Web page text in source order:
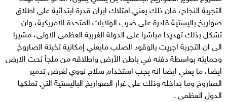
التجربة النجاح، فان ذلك يعني امتلاك ايران قدرة ابتدائية على اطلاق
صواريخ باليستية قادرة على ضرب الولايات المتحدة الامريكية، وان
تشكل بذلك تهديدا مباشرا على الدولة الغربية العظمى الاولى، مشيرا
الى ان التجربة اجريت بالوقود الصلب مايعني إمكانية تخبئة الصاروخ
وحمايته بواسطة دفنه في باطن الأرض واطلاقه من ملجأ تحت الارض
ايضا، ما يعني ايضا انه يجب استخدام سلاح نووي لغرض تدمير
الصاروخ وما بداخله وذلك على غرار الصواريخ الباليستية التي تملكها
الدول العظمى .